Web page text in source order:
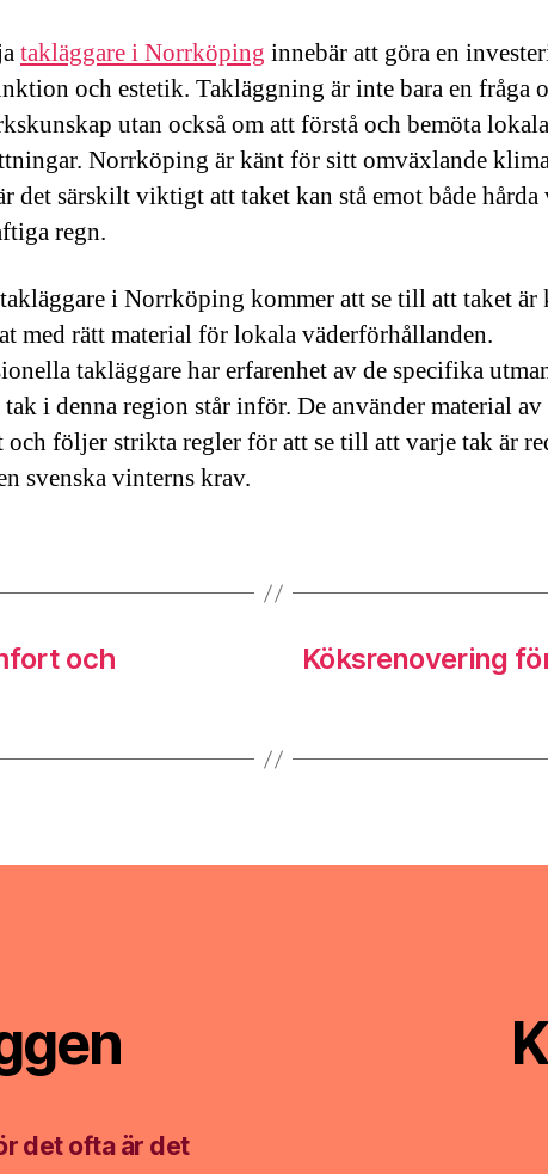
takläggare i Norrköping innebär att göra en
och estetik. Takläggning är inte bara en fråga
utan också om att förstå och bemöta lokala
Norrköping är känt för sitt omväxlande
det särskilt viktigt att taket kan stå emot både
regn.
i Norrköping kommer att se till att taket är
med rätt material för lokala väderförhållanden.
takläggare har erfarenhet av de specifika
tak i denna region står inför. De använder material av
följer strikta regler för att se till att varje tak är
svenska vinterns krav.
och
Köksrenovering
det ofta är det